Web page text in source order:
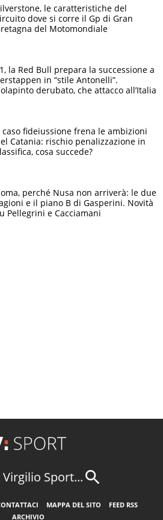
le caratteristiche del
dove si corre il Gp di Gran
del Motomondiale
la Red Bull prepara la successione a
in “stile Antonelli”.
derubato, che attacco all’Italia
caso fideiussione frena le ambizioni
Catania: rischio penalizzazione in
cosa succede?
perché Nusa non arriverà: le due
e il piano B di Gasperini. Novità
Pellegrini e Cacciamani
Sport...
MAPPA DEL SITO
FEED RSS
ARCHIVIO